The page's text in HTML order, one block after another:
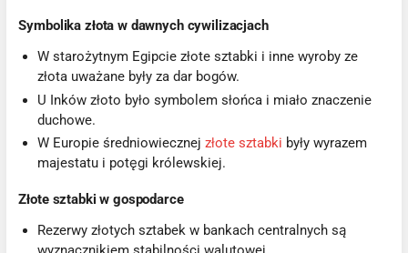
Symbolika złota w dawnych cywilizacjach
W starożytnym Egipcie złote sztabki i inne wyroby ze
złota uważane były za dar bogów.
U Inków złoto było symbolem słońca i miało znaczenie
duchowe.
W Europie średniowiecznejzłote sztabki były wyrazem
majestatu i potęgi królewskiej.
Złote sztabki w gospodarce
Rezerwy złotych sztabek w bankach centralnych są